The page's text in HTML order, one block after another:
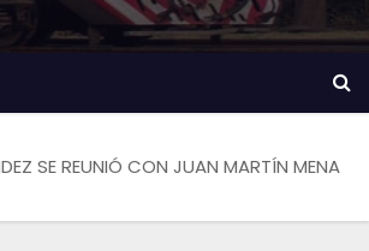
SE REUNIÓ CON JUAN MARTÍN MENA